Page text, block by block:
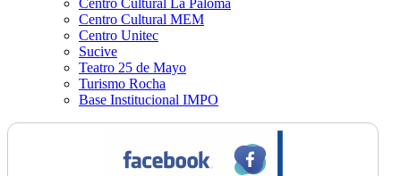
Centro Cultural La Paloma
Centro Cultural MEM
Centro Unitec
Sucive
Teatro 25 de Mayo
Turismo Rocha
Base Institucional IMPO